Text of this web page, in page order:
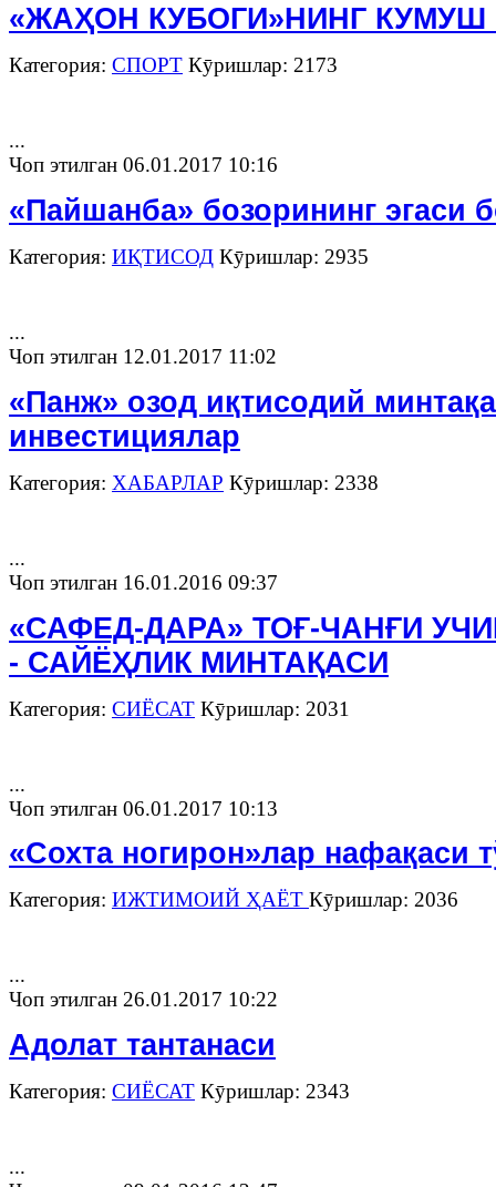
«ЖАҲОН КУБОГИ»НИНГ
Категория: СПОРТ Кӯришлар: 2173
...
Чоп этилган 06.01.2017 10:16
«Пайшанба» бозорининг эгаси
Категория: ИҚТИСОД Кӯришлар: 2935
...
Чоп этилган 12.01.2017 11:02
«Панж» озод иқтисодий
инвестициялар
Категория: ХАБАРЛАР Кӯришлар: 2338
...
Чоп этилган 16.01.2016 09:37
«САФЕД-ДАРА» ТОҒ-ЧАНҒИ
- САЙЁҲЛИК МИНТАҚАСИ
Категория: СИЁСАТ Кӯришлар: 2031
...
Чоп этилган 06.01.2017 10:13
«Сохта ногирон»лар нафақаси
Категория: ИЖТИМОИЙ ҲАЁТ Кӯришлар: 2036
...
Чоп этилган 26.01.2017 10:22
Адолат тантанаси
Категория: СИЁСАТ Кӯришлар: 2343
...